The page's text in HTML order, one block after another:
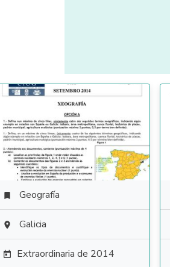
 Geografía
 Galicia
 Extraordinaria de 2014